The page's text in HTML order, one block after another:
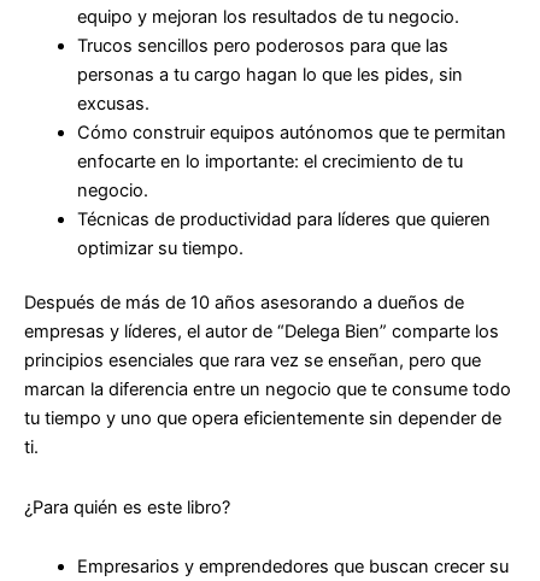
equipo y mejoran los resultados de tu negocio.
Trucos sencillos pero poderosos para que las
personas a tu cargo hagan lo que les pides, sin
excusas.
Cómo construir equipos autónomos que te permitan
enfocarte en lo importante: el crecimiento de tu
negocio.
Técnicas de productividad para líderes que quieren
optimizar su tiempo.
Después de más de 10 años asesorando a dueños de
empresas y líderes, el autor de “Delega Bien” comparte los
principios esenciales que rara vez se enseñan, pero que
marcan la diferencia entre un negocio que te consume todo
tu tiempo y uno que opera eficientemente sin depender de
ti.
¿Para quién es este libro?
Empresarios y emprendedores que buscan crecer su